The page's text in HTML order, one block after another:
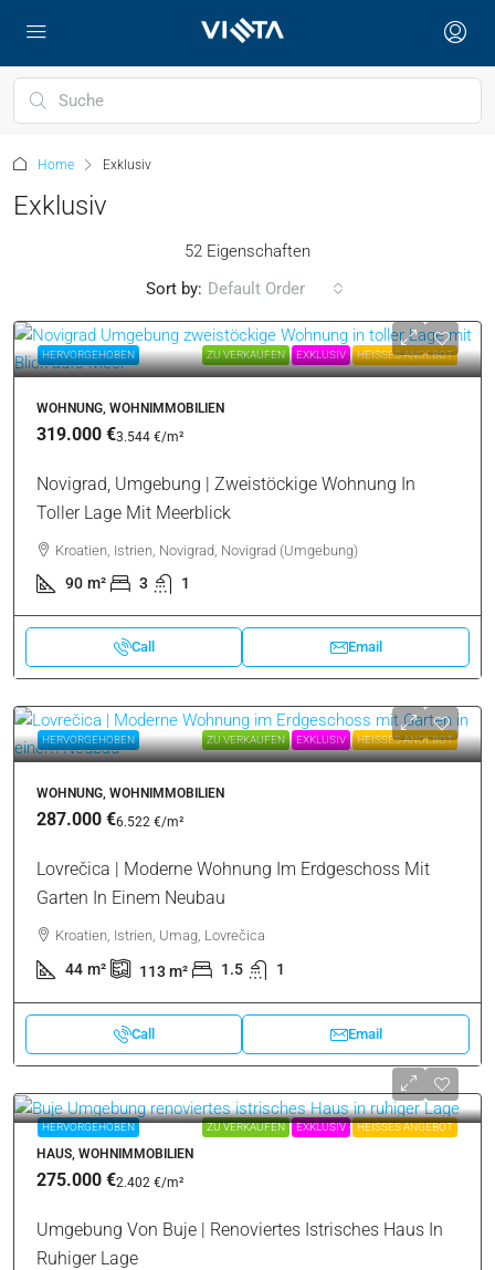
Home Exklusiv
Exklusiv
52 Eigenschaften
Sort by: Default Order
HERVORGEHOBEN ZU VERKAUFEN EXKLUSIV HEISSES ANGEBOT
WOHNUNG, WOHNIMMOBILIEN
319.000 €3.544 €/m²
Novigrad, Umgebung | Zweistöckige Wohnung In
Toller Lage Mit Meerblick
Kroatien, Istrien, Novigrad, Novigrad (Umgebung)
90 m² 3 1
Call Email
HERVORGEHOBEN ZU VERKAUFEN EXKLUSIV HEISSES ANGEBOT
WOHNUNG, WOHNIMMOBILIEN
287.000 €6.522 €/m²
Lovrečica | Moderne Wohnung Im Erdgeschoss Mit
Garten In Einem Neubau
Kroatien, Istrien, Umag, Lovrečica
44 m² 113m² 1.5 1
Call Email
HERVORGEHOBEN ZU VERKAUFEN EXKLUSIV HEISSES ANGEBOT
HAUS, WOHNIMMOBILIEN
275.000 €2.402 €/m²
Umgebung Von Buje | Renoviertes Istrisches Haus In
Ruhiger Lage